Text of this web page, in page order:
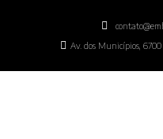
Av. dos Municípios,